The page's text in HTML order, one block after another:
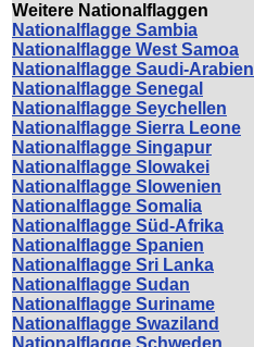
Weitere Nationalflaggen
Nationalflagge Sambia
Nationalflagge West Samoa
Nationalflagge Saudi-Arabien
Nationalflagge Senegal
Nationalflagge Seychellen
Nationalflagge Sierra Leone
Nationalflagge Singapur
Nationalflagge Slowakei
Nationalflagge Slowenien
Nationalflagge Somalia
Nationalflagge Süd-Afrika
Nationalflagge Spanien
Nationalflagge Sri Lanka
Nationalflagge Sudan
Nationalflagge Suriname
Nationalflagge Swaziland
Nationalflagge Schweden